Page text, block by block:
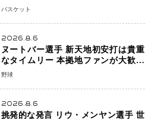
帰還がリーグ価値を押し上げる可能性
バスケット
2026.8.6
ヌートバー選手 新天地初安打は貴重
なタイムリー 本拠地ファンが大歓声
笑顔で歓喜
野球
2026.8.6
挑発的な発言 リウ・メンヤン選手 世